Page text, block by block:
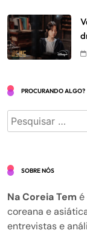
PROCURANDO ALGO?
Pesquisar
por:
SOBRE NÓS
Na Coreia Tem é
coreana e
entrevistas e